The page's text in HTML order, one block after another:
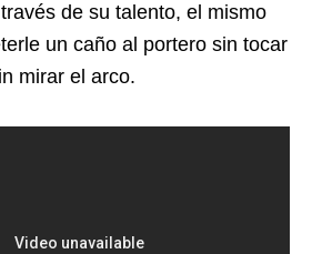
de su talento, el mismo
un caño al portero sin tocar
mirar el arco.